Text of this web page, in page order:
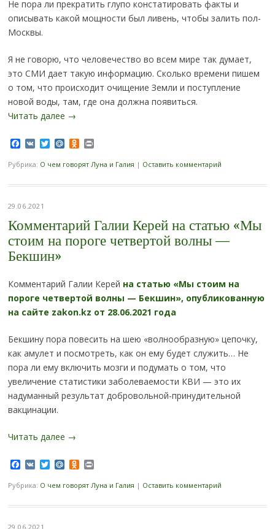
Не пора ли прекратить глупо констатировать факты и
описывать какой мощности был ливень, чтобы залить пол-
Москвы.
Я не говорю, что человечество во всем мире так думает,
это СМИ дает такую информацию. Сколько времени пишем
о том, что происходит очищение Земли и поступление
новой воды, там, где она должна появиться.
Читать далее →
Facebook
VKTwitterMail.RuOdnoklassniki
Print
Рубрика: О чем говорят Луна и Галия | Оставить комментарий
29.06.2021
Комментарий Галии Керей на статью «Мы
стоим на пороге четвертой волны —
Бекшин»
Комментарий Галии Керей на статью «Мы стоим на
пороге четвертой волны — Бекшин», опубликованную
на сайте zakon.kz от 28.06.2021 года
Бекшину пора повесить на шею «волнообразную» цепочку,
как амулет и посмотреть, как он ему будет служить… Не
пора ли ему включить мозги и подумать о том, что
увеличение статистики заболеваемости КВИ — это их
надуманный результат добровольной-принудительной
вакцинации.
Читать далее →
Facebook
VKTwitterMail.RuOdnoklassniki
Print
Рубрика: О чем говорят Луна и Галия | Оставить комментарий
29.06.2021